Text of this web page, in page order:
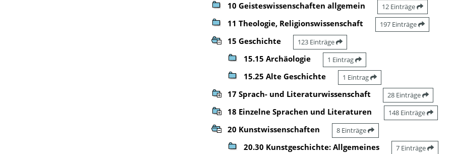
10 Geisteswissenschaften allgemein 12 Einträge
11 Theologie, Religionswissenschaft 197 Einträge
15 Geschichte 123 Einträge
15.15 Archäologie 1 Eintrag
15.25 Alte Geschichte 1 Eintrag
17 Sprach- und Literaturwissenschaft 28 Einträge
18 Einzelne Sprachen und Literaturen 148 Einträge
20 Kunstwissenschaften 8 Einträge
20.30 Kunstgeschichte: Allgemeines 7 Einträge